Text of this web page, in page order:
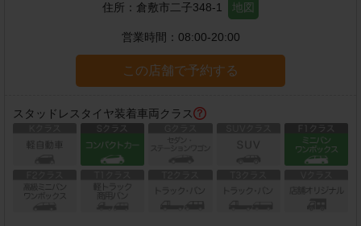
住所： 倉敷市二子348-1 地図
営業時間： 08:00-20:00
この店舗で予約する
スタッドレスタイヤ装着車両クラス